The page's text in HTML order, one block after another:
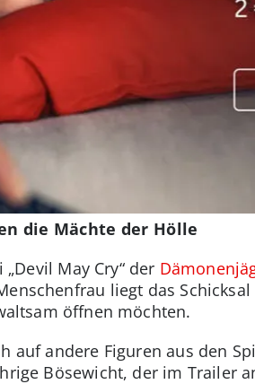
die Mächte der Hölle
May Cry“ der
liegt das
öffnen möchten.
auf andere Figuren aus den
Bösewicht, der im Trailer